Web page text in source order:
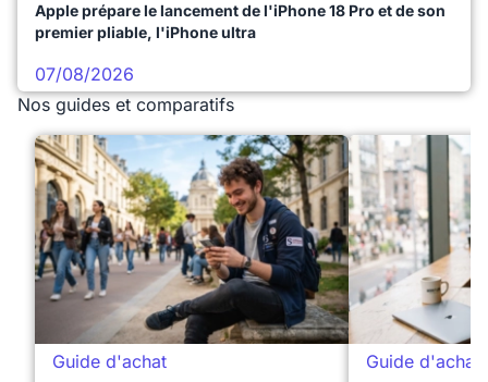
Apple prépare le lancement de l'iPhone 18 Pro et de son
premier pliable, l'iPhone ultra
07/08/2026
Nos guides et comparatifs
Guide d'achat Guide d'achat